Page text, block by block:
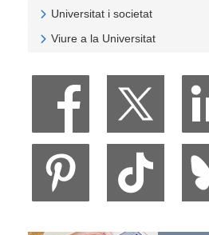
Universitat i societat
Viure a la Universitat